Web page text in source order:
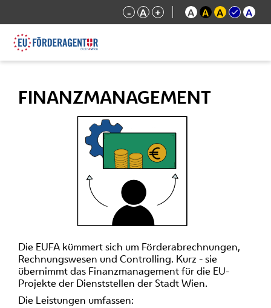
- A + A A A A
FINANZMANAGEMENT
Die EUFA kümmert sich um Förderabrechnungen,
Rechnungswesen und Controlling. Kurz - sie
übernimmt das Finanzmanagement für die EU-
Projekte der Dienststellen der Stadt Wien.
Die Leistungen umfassen: